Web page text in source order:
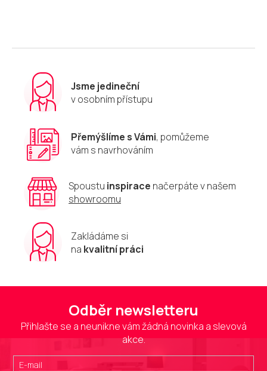
Jsme jedineční
v osobním přístupu
Přemýšlíme s Vámi, pomůžeme
vám s navrhováním
Spoustu inspirace načerpáte v našem
showroomu
Zakládáme si
na kvalitní práci
Odběr newsletteru
Přihlašte se a neunikne vám žádná novinka a slevová
akce.
E-mail